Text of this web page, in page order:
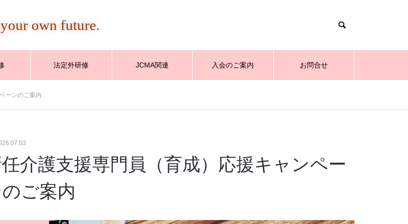
own future.
法定外研修 JCMA関連 入会のご案内 お問合せ
ーンのご案内
介護支援専門員（育成）応援キャンペー
ご案内